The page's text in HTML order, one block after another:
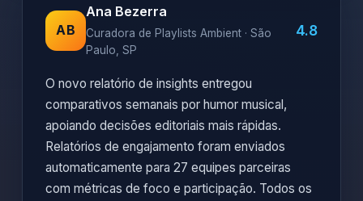
AB
Ana Bezerra
Curadora de Playlists Ambient · São
Paulo, SP
4.8
O novo relatório de insights entregou
comparativos semanais por humor musical,
apoiando decisões editoriais mais rápidas.
Relatórios de engajamento foram enviados
automaticamente para 27 equipes parceiras
com métricas de foco e participação. Todos os